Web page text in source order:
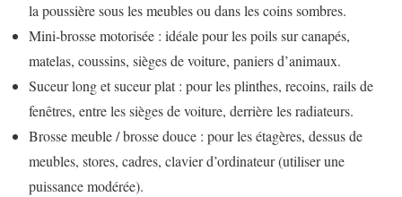
la poussière sous les meubles ou dans les coins sombres.
Mini-brosse motorisée : idéale pour les poils sur canapés,
matelas, coussins, sièges de voiture, paniers d’animaux.
Suceur long et suceur plat : pour les plinthes, recoins, rails de
fenêtres, entre les sièges de voiture, derrière les radiateurs.
Brosse meuble / brosse douce : pour les étagères, dessus de
meubles, stores, cadres, clavier d’ordinateur (utiliser une
puissance modérée).